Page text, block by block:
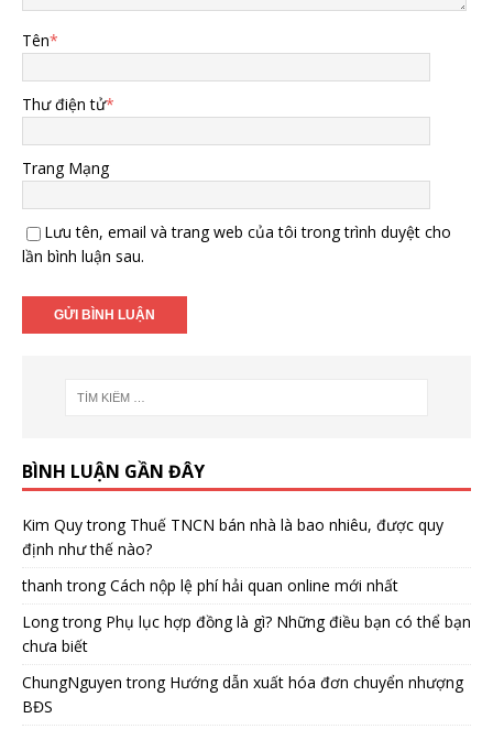
Tên*
Thư điện tử*
Trang Mạng
Lưu tên, email và trang web của tôi trong trình duyệt cho
lần bình luận sau.
BÌNH LUẬN GẦN ĐÂY
Kim Quytrong Thuế TNCN bán nhà là bao nhiêu, được quy
định như thế nào?
thanh trongCách nộp lệ phí hải quan online mới nhất
Longtrong Phụ lục hợp đồng là gì? Những điều bạn có thể bạn
chưa biết
ChungNguyen trong Hướng dẫn xuất hóa đơn chuyển nhượng
BĐS